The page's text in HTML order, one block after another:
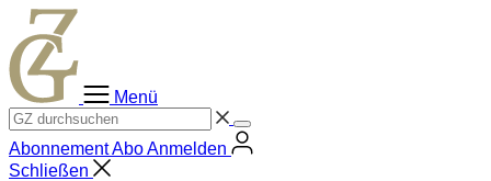
Zum
Inhalt
springen
Menü
AbonnementAboAnmelden
Schließen